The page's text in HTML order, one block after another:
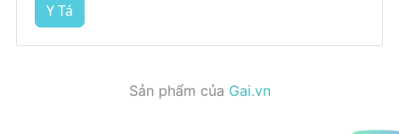
Y Tá
Sản phẩm của Gai.vn